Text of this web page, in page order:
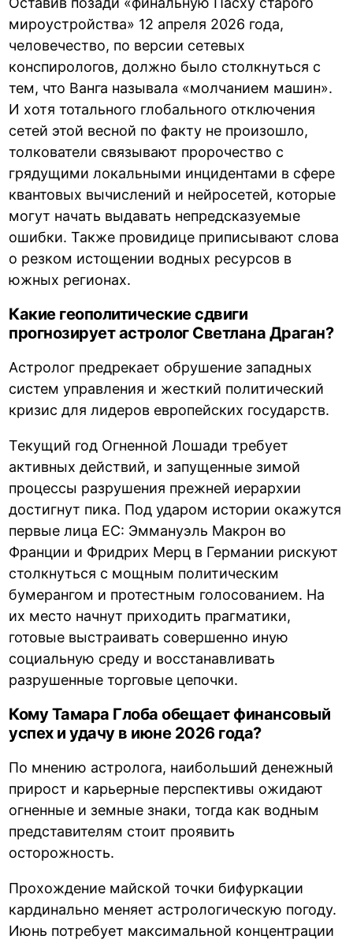
мироустройства» 12 апреля 2026 года,
человечество, по версии сетевых
конспирологов, должно было столкнуться с
тем, что Ванга называла «молчанием машин».
И хотя тотального глобального отключения
сетей этой весной по факту не произошло,
толкователи связывают пророчество с
грядущими локальными инцидентами в сфере
квантовых вычислений и нейросетей, которые
могут начать выдавать непредсказуемые
ошибки. Также провидице приписывают слова
о резком истощении водных ресурсов в
южных регионах.
Какие геополитические сдвиги
прогнозирует астролог Светлана Драган?
Астролог предрекает обрушение западных
систем управления и жесткий политический
кризис для лидеров европейских государств.
Текущий год Огненной Лошади требует
активных действий, и запущенные зимой
процессы разрушения прежней иерархии
достигнут пика. Под ударом истории окажутся
первые лица ЕС: Эммануэль Макрон во
Франции и Фридрих Мерц в Германии рискуют
столкнуться с мощным политическим
бумерангом и протестным голосованием. На
их место начнут приходить прагматики,
готовые выстраивать совершенно иную
социальную среду и восстанавливать
разрушенные торговые цепочки.
Кому Тамара Глоба обещает финансовый
успех и удачу в июне 2026 года?
По мнению астролога, наибольший денежный
прирост и карьерные перспективы ожидают
огненные и земные знаки, тогда как водным
представителям стоит проявить
осторожность.
Прохождение майской точки бифуркации
кардинально меняет астрологическую погоду.
Июнь потребует максимальной концентрации